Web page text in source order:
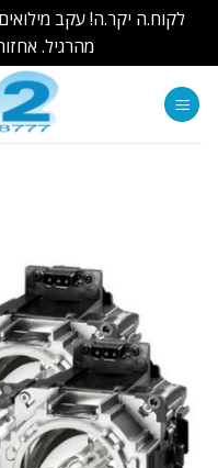
לקוח.ה יקר.ה! עקב
מהרגיל.